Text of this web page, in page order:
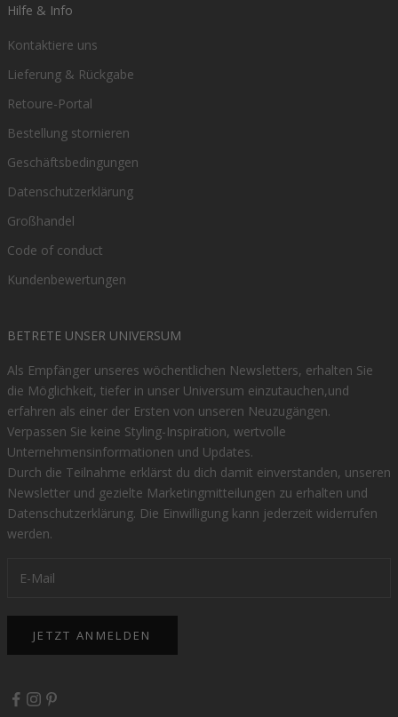
Hilfe & Info
Kontaktiere uns
Lieferung & Rückgabe
Retoure-Portal
Bestellung stornieren
Geschäftsbedingungen
Datenschutzerklärung
Großhandel
Code of conduct
Kundenbewertungen
BETRETE UNSER UNIVERSUM
Als Empfänger unseres wöchentlichen Newsletters, erhalten Sie
die Möglichkeit, tiefer in unser Universum einzutauchen,und
erfahren als einer der Ersten von unseren Neuzugängen.
Verpassen Sie keine Styling-Inspiration, wertvolle
Unternehmensinformationen und Updates.
Durch die Teilnahme erklärst du dich damit einverstanden, unseren
Newsletter und gezielte Marketingmitteilungen zu erhalten und
Datenschutzerklärung. Die Einwilligung kann jederzeit widerrufen
werden.
JETZT ANMELDEN